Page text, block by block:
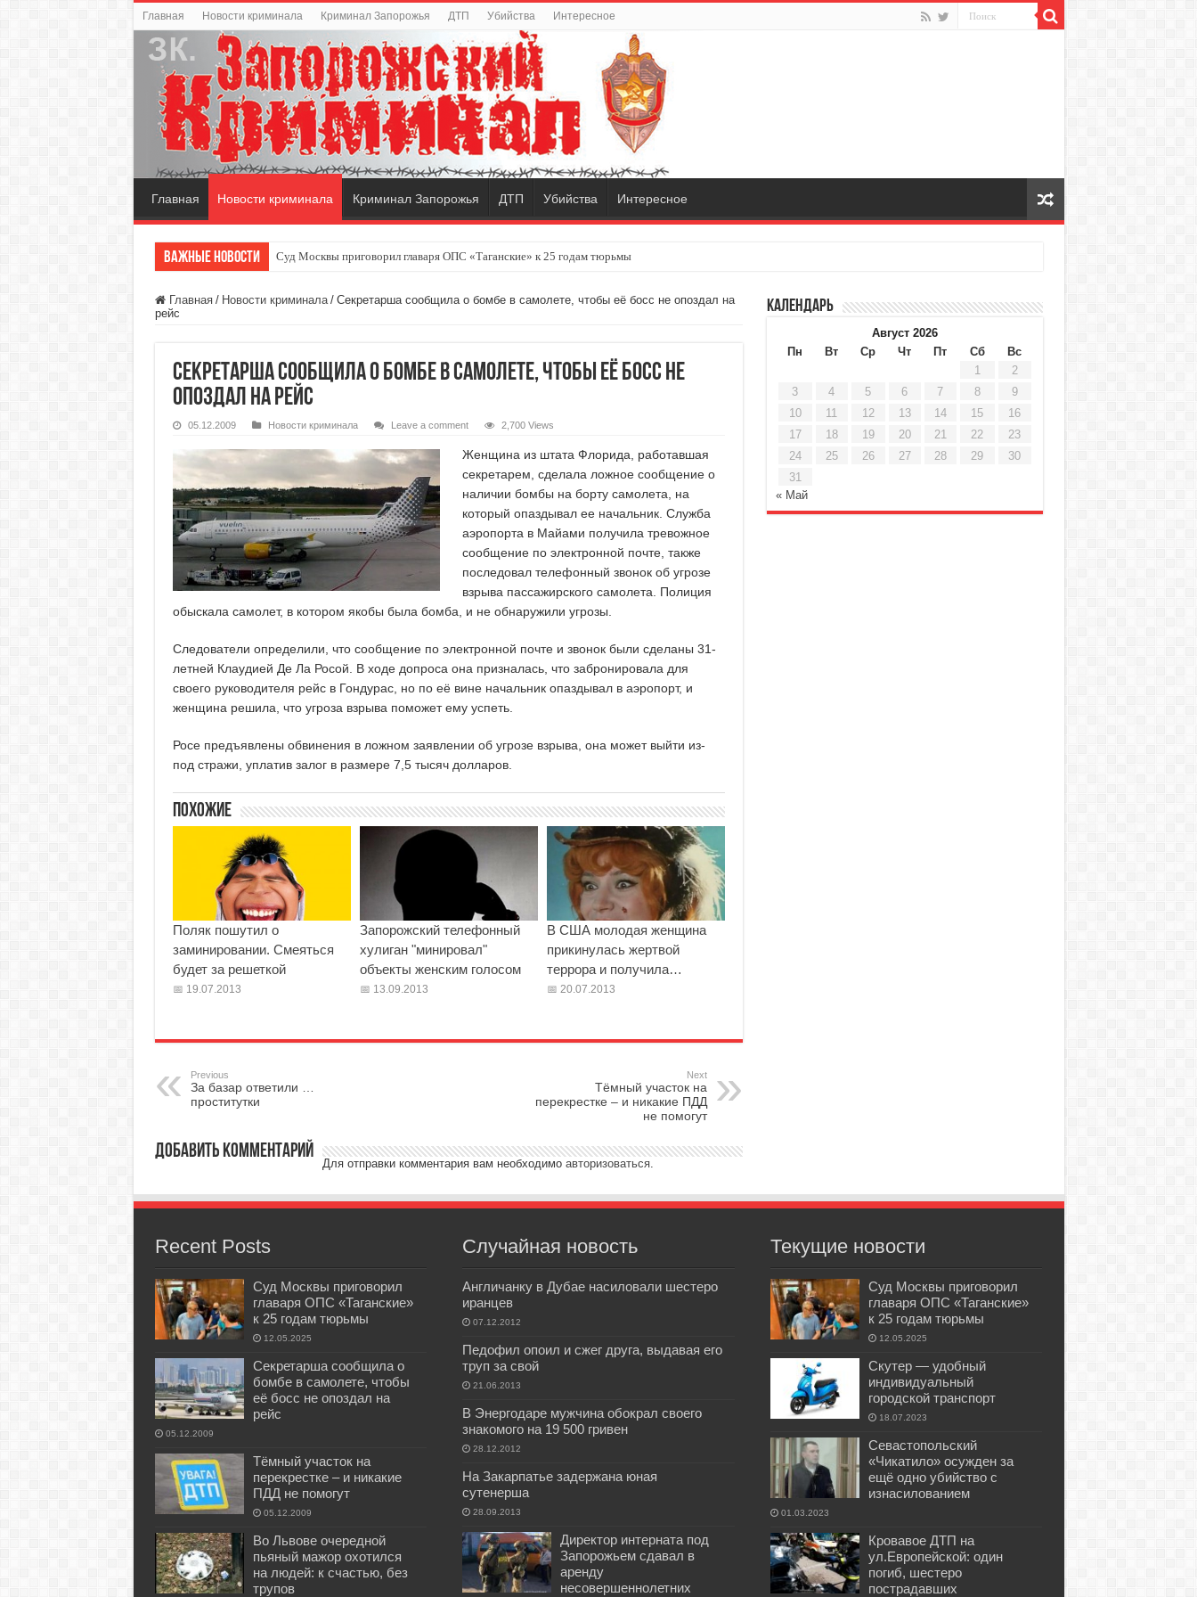
Главная Новости криминала Криминал Запорожья ДТП Убийства Интересное
Главная Новости криминала Криминал Запорожья ДТП Убийства Интересное
Важные новости Суд Москвы приговорил главаря ОПС «Таганские» к 25 годам тюрьмы
Главная / Новости криминала / Секретарша сообщила о бомбе в самолете, чтобы её босс не опоздал на
рейс
Секретарша сообщила о бомбе в самолете, чтобы её босс не
опоздал на рейс
05.12.2009 Новости криминала Leave a comment 2,700 Views
Женщина из штата Флорида, работавшая
секретарем, сделала ложное сообщение о
наличии бомбы на борту самолета, на
который опаздывал ее начальник. Служба
аэропорта в Майами получила тревожное
сообщение по электронной почте, также
последовал телефонный звонок об угрозе
взрыва пассажирского самолета. Полиция
обыскала самолет, в котором якобы была бомба, и не обнаружили угрозы.
Следователи определили, что сообщение по электронной почте и звонок были сделаны 31-
летней Клаудией Де Ла Росой. В ходе допроса она призналась, что забронировала для
своего руководителя рейс в Гондурас, но по её вине начальник опаздывал в аэропорт, и
женщина решила, что угроза взрыва поможет ему успеть.
Росе предъявлены обвинения в ложном заявлении об угрозе взрыва, она может выйти из-
под стражи, уплатив залог в размере 7,5 тысяч долларов.
Похожие
Поляк пошутил о
заминировании. Смеяться
будет за решеткой
19.07.2013
Запорожский телефонный
хулиган "минировал"
объекты женским голосом
13.09.2013
В США молодая женщина
прикинулась жертвой
террора и получила…
20.07.2013
Previous
За базар ответили …
проститутки
Next
Тёмный участок на
перекрестке – и никакие ПДД
не помогут
Добавить комментарий
Для отправки комментария вам необходимо авторизоваться.
Календарь
Август 2026
Пн
Вт Ср Чт Пт Сб
Вс
1
2
3
4 5 6 7 8
9
10
11 12 13 14 15
16
17
18 19 20 21 22
23
24
25 26 27 28 29
30
31
« Май
Recent Posts
Суд Москвы приговорил
главаря ОПС «Таганские»
к 25 годам тюрьмы
12.05.2025
Секретарша сообщила о
бомбе в самолете, чтобы
её босс не опоздал на
рейс
05.12.2009
Тёмный участок на
перекрестке – и никакие
ПДД не помогут
05.12.2009
Во Львове очередной
пьяный мажор охотился
на людей: к счастью, без
трупов
Случайная новость
Англичанку в Дубае насиловали шестеро
иранцев
07.12.2012
Педофил опоил и сжег друга, выдавая его
труп за свой
21.06.2013
В Энергодаре мужчина обокрал своего
знакомого на 19 500 гривен
28.12.2012
На Закарпатье задержана юная
сутенерша
28.09.2013
Директор интерната под
Запорожьем сдавал в
аренду
несовершеннолетних
Текущие новости
Суд Москвы приговорил
главаря ОПС «Таганские»
к 25 годам тюрьмы
12.05.2025
Скутер — удобный
индивидуальный
городской транспорт
18.07.2023
Севастопольский
«Чикатило» осужден за
ещё одно убийство с
изнасилованием
01.03.2023
Кровавое ДТП на
ул.Европейской: один
погиб, шестеро
пострадавших